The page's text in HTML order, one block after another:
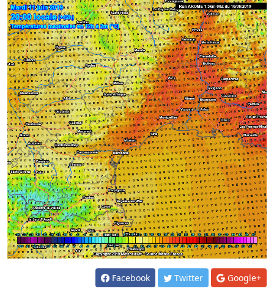
Facebook Twitter Google+